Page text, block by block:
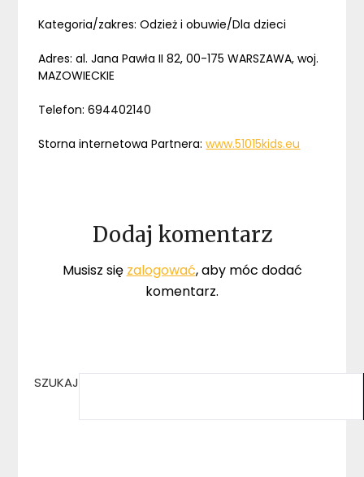
Kategoria/zakres: Odzież i obuwie/Dla dzieci
Adres: al. Jana Pawła II 82, 00-175 WARSZAWA, woj.
MAZOWIECKIE
Telefon: 694402140
Storna internetowa Partnera:www.51015kids.eu
Dodaj komentarz
Musisz się zalogować, aby móc dodać
komentarz.
SZUKAJ